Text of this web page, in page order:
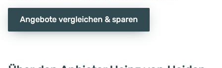
Angebote vergleichen & sparen